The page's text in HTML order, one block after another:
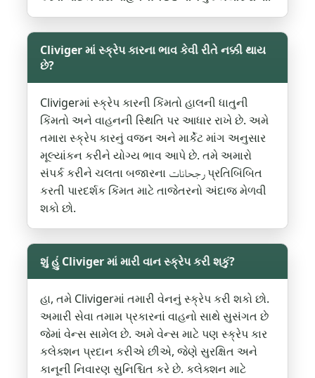
Cliviger માં સ્ક્રેપ કારના ભાવ કેવી રીતે નક્કી થાય
છે?
Clivigerમાં સ્ક્રેપ કારની કિંમતો હાલની ધાતુની
કિંમતો અને વાહનની સ્થિતિ પર આધાર રાખે છે. અમે
તમારા સ્ક્રેપ કારનું વજન અને માર્કેટ માંગ અનુસાર
મૂલ્યાંકન કરીને યોગ્ય ભાવ આપે છે. તમે અમારો
સંપર્ક કરીને ચલતા બજારના رجحانات પ્રતિબિંબિત
કરતી પારદર્શક કિંમત માટે તાજેતરનો અંદાજ મેળવી
શકો છો.
શું હું Cliviger માં મારી વાન સ્ક્રેપ કરી શકું?
હા, તમે Clivigerમાં તમારી વેનનું સ્ક્રેપ કરી શકો છો.
અમારી સેવા તમામ પ્રકારનાં વાહનો સાથે સુસંગત છે
જેમાં વેન્સ સામેલ છે. અમે વેન્સ માટે પણ સ્ક્રેપ કાર
કલેક્શન પ્રદાન કરીએ છીએ, જેણે સુરક્ષિત અને
કાનૂની નિવારણ સુનિશ્ચિત કરે છે. કલેક્શન માટે